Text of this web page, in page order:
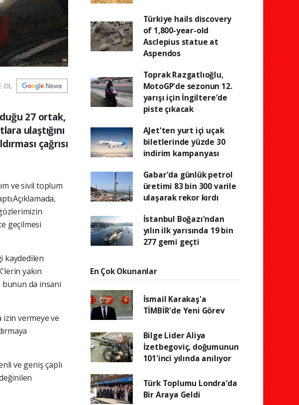
OL
27 ortak,
ulaştığını
çağrısı
ve sivil toplum
geçilmesi
kaydedilen
yakın
bunun da insani
izin vermeye ve
ve geniş çaplı
Türkiye hails discovery
of 1,800-year-old
Asclepius statue at
Aspendos
Toprak Razgatlıoğlu,
MotoGP'de sezonun 12.
yarışı için İngiltere'de
piste çıkacak
AJet'ten yurt içi uçak
biletlerinde yüzde 30
indirim kampanyası
Gabar'da günlük petrol
üretimi 83 bin 300 varile
ulaşarak rekor kırdı
İstanbul Boğazı'ndan
yılın ilk yarısında 19 bin
277 gemi geçti
En Çok Okunanlar
İsmail Karakaş'a
TİMBİR'de Yeni Görev
Bilge Lider Aliya
İzetbegoviç, doğumunun
101'inci yılında anılıyor
Türk Toplumu Londra’da
Bir Araya Geldi